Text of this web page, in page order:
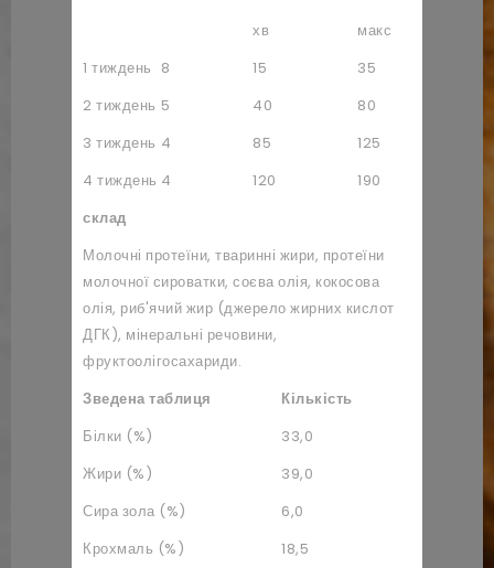
хв
макс
1 тиждень 8 15 35
2 тиждень 5 40 80
3 тиждень 4 85 125
4 тиждень 4 120 190
склад
Молочні протеїни, тваринні жири, протеїни
молочної сироватки, соєва олія, кокосова
олія, риб'ячий жир (джерело жирних кислот
ДГК), мінеральні речовини,
фруктоолігосахариди.
Зведена таблиця
Кількість
Білки (%)
33,0
Жири (%)
39,0
Сира зола (%)
6,0
Крохмаль (%)
18,5